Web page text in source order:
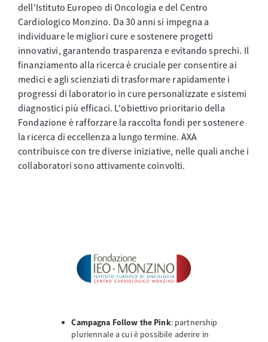
dell'Istituto Europeo di Oncologia e del Centro
Cardiologico Monzino. Da 30 anni si impegna a
individuare le migliori cure e sostenere progetti
innovativi, garantendo trasparenza e evitando sprechi. Il
finanziamento alla ricerca è cruciale per consentire ai
medici e agli scienziati di trasformare rapidamente i
progressi di laboratorio in cure personalizzate e sistemi
diagnostici più efficaci. L'obiettivo prioritario della
Fondazione è rafforzare la raccolta fondi per sostenere
la ricerca di eccellenza a lungo termine. AXA
contribuisce con tre diverse iniziative, nelle quali anche i
collaboratori sono attivamente coinvolti.
Campagna Follow the Pink: partnership
pluriennale a cui è possibile aderire in